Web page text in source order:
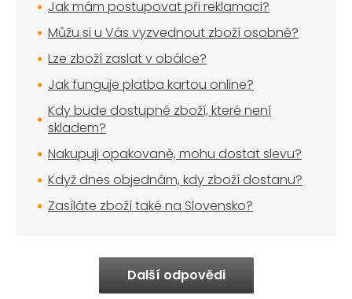
Jak mám postupovat při reklamaci?
Můžu si u Vás vyzvednout zboží osobně?
Lze zboží zaslat v obálce?
Jak funguje platba kartou online?
Kdy bude dostupné zboží, které není
skladem?
Nakupuji opakovaně, mohu dostat slevu?
Když dnes objednám, kdy zboží dostanu?
Zasíláte zboží také na Slovensko?
Další odpovědi